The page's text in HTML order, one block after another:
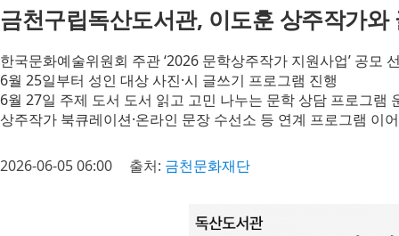
금천구립독산도서관, 이도훈 상주작가와
한국문화예술위원회 주관 ‘2026 문학상주작가 지원사업’ 공모
6월 25일부터 성인 대상 사진·시 글쓰기 프로그램 진행
6월 27일 주제 도서 도서 읽고 고민 나누는 문학 상담 프로그램
상주작가 북큐레이션·온라인 문장 수선소 등 연계 프로그램 이
2026-06-05 06:00 출처: 금천문화재단